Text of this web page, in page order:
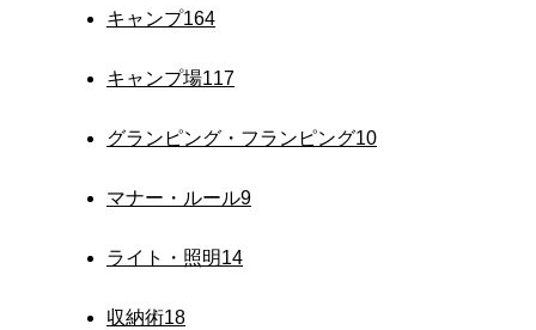
キャンプ164
キャンプ場117
グランピング・フランピング10
マナー・ルール9
ライト・照明14
収納術18